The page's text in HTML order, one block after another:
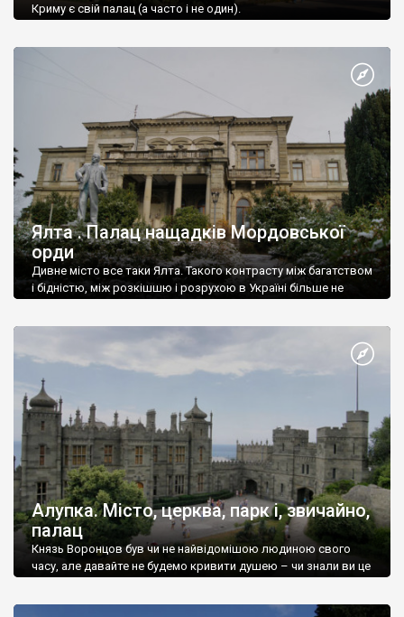
Криму є свій палац (а часто і не один).
Ялта . Палац нащадків Мордовської
орди
Дивне місто все таки Ялта. Такого контрасту між багатством
і бідністю, між розкішшю і розрухою в Україні більше не
Алупка. Місто, церква, парк і, звичайно,
палац
Князь Воронцов був чи не найвідомішою людиною свого
часу, але давайте не будемо кривити душею – чи знали ви це